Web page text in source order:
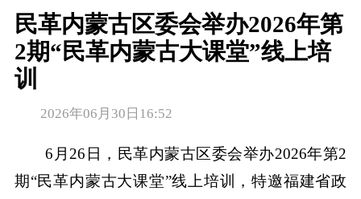
民革内蒙古区委会举办2026年第
2期“民革内蒙古大课堂”线上培
训
2026年06月30日16:52
6月26日，民革内蒙古区委会举办2026年第2
期“民革内蒙古大课堂”线上培训，特邀福建省政